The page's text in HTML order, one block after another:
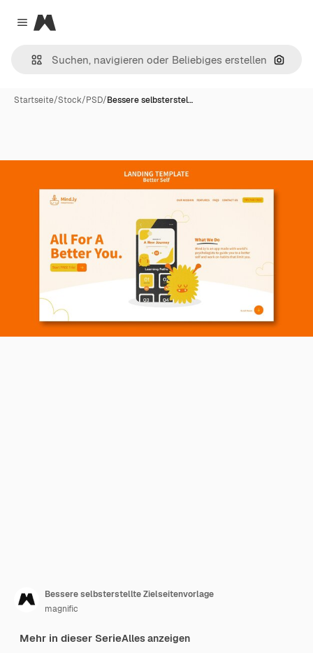
Close menu
Magnific
Nach
Startseite/Stock/PSD/Bessere selbsterstel…
Bessere selbsterstellte Zielseitenvorlage
magnific
Mehr in dieser SerieAlles anzeigen